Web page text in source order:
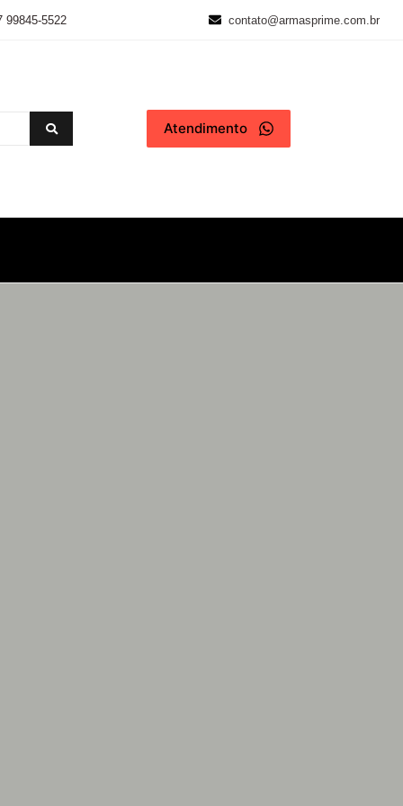
99845-5522 contato@armasprime.com.br
Atendimento